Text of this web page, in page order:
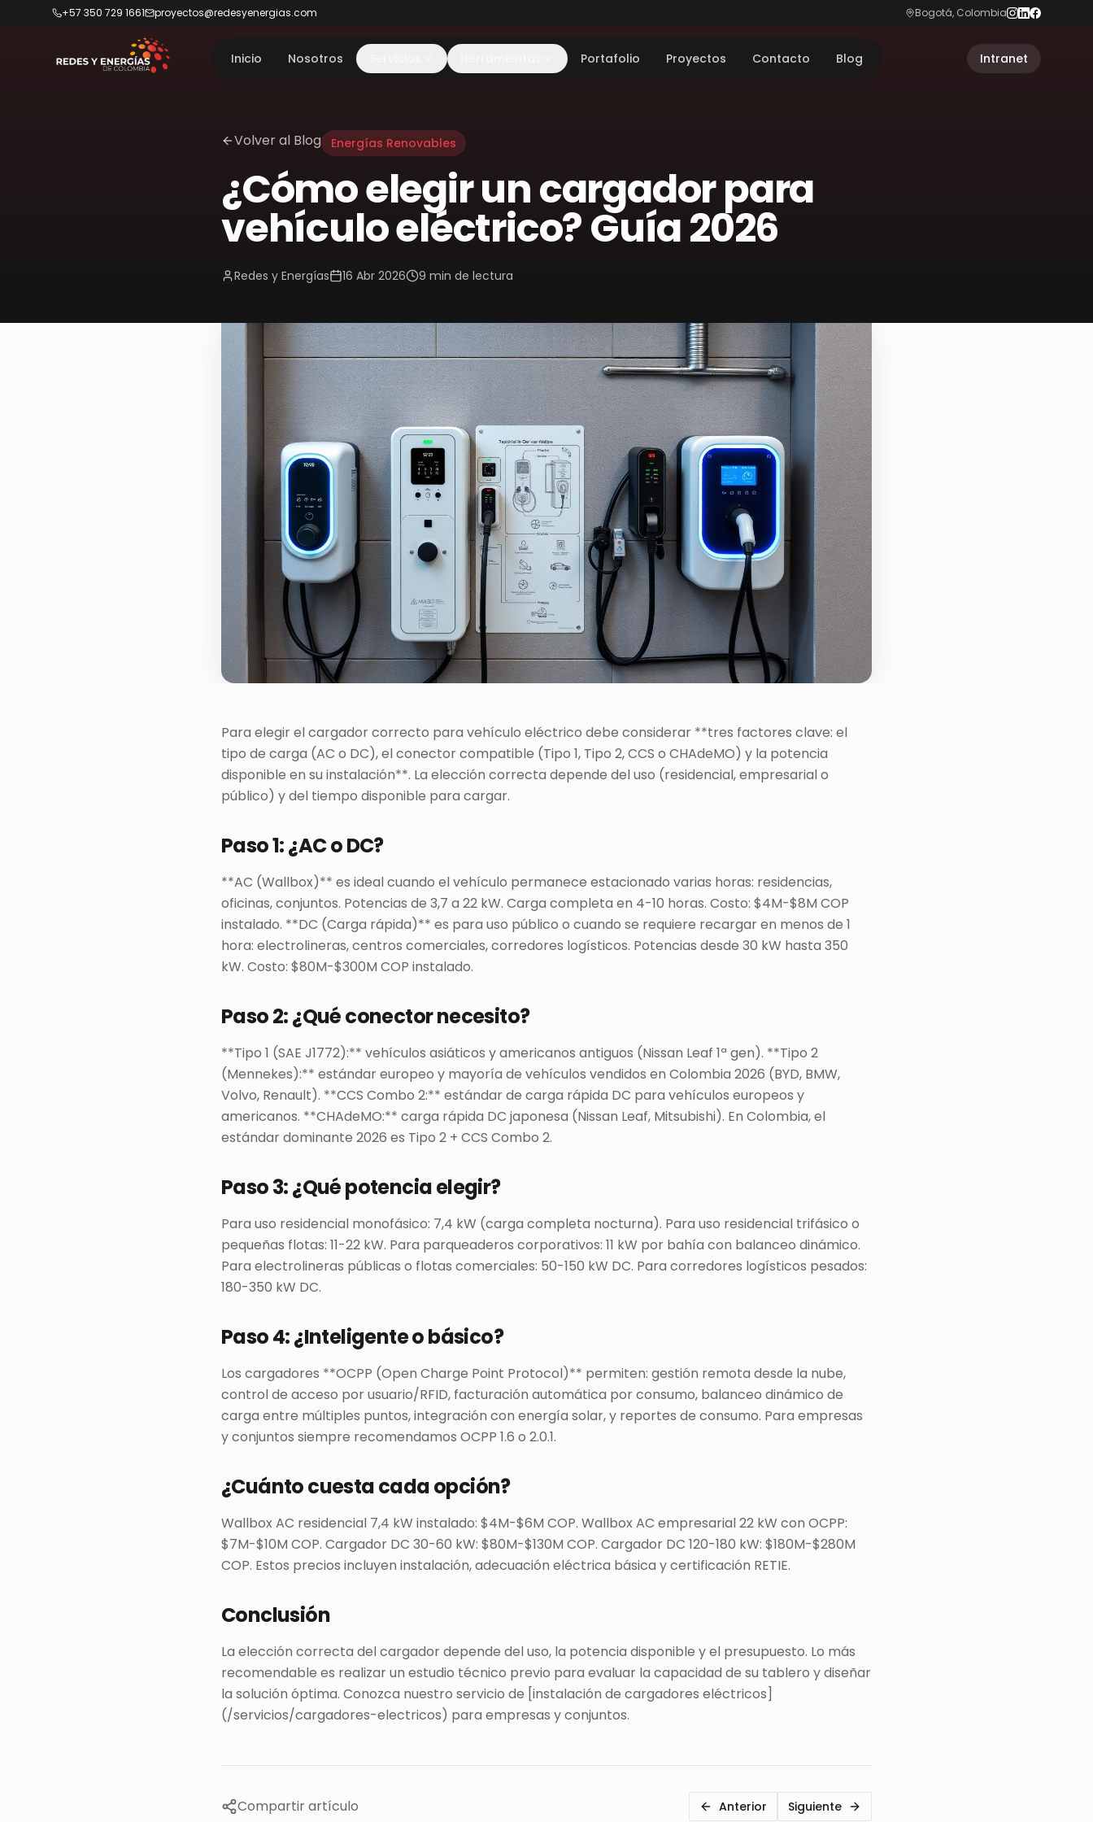
+57 350 729 1661 proyectos@redesyenergias.com Bogotá, Colombia
Inicio Nosotros Portafolio Proyectos Contacto Blog Intranet
Volver al Blog Energías Renovables
¿Cómo elegir un cargador para
vehículo eléctrico? Guía 2026
Redes y Energías 16 Abr 2026 9 min de lectura
Para elegir el cargador correcto para vehículo eléctrico debe considerar **tres factores clave: el
tipo de carga (AC o DC), el conector compatible (Tipo 1, Tipo 2, CCS o CHAdeMO) y la potencia
disponible en su instalación**. La elección correcta depende del uso (residencial, empresarial o
público) y del tiempo disponible para cargar.
Paso 1: ¿AC o DC?
**AC (Wallbox)** es ideal cuando el vehículo permanece estacionado varias horas: residencias,
oficinas, conjuntos. Potencias de 3,7 a 22 kW. Carga completa en 4-10 horas. Costo: $4M-$8M COP
instalado. **DC (Carga rápida)** es para uso público o cuando se requiere recargar en menos de 1
hora: electrolineras, centros comerciales, corredores logísticos. Potencias desde 30 kW hasta 350
kW. Costo: $80M-$300M COP instalado.
Paso 2: ¿Qué conector necesito?
**Tipo 1 (SAE J1772):** vehículos asiáticos y americanos antiguos (Nissan Leaf 1ª gen). **Tipo 2
(Mennekes):** estándar europeo y mayoría de vehículos vendidos en Colombia 2026 (BYD, BMW,
Volvo, Renault). **CCS Combo 2:** estándar de carga rápida DC para vehículos europeos y
americanos. **CHAdeMO:** carga rápida DC japonesa (Nissan Leaf, Mitsubishi). En Colombia, el
estándar dominante 2026 es Tipo 2 + CCS Combo 2.
Paso 3: ¿Qué potencia elegir?
Para uso residencial monofásico: 7,4 kW (carga completa nocturna). Para uso residencial trifásico o
pequeñas flotas: 11-22 kW. Para parqueaderos corporativos: 11 kW por bahía con balanceo dinámico.
Para electrolineras públicas o flotas comerciales: 50-150 kW DC. Para corredores logísticos pesados:
180-350 kW DC.
Paso 4: ¿Inteligente o básico?
Los cargadores **OCPP (Open Charge Point Protocol)** permiten: gestión remota desde la nube,
control de acceso por usuario/RFID, facturación automática por consumo, balanceo dinámico de
carga entre múltiples puntos, integración con energía solar, y reportes de consumo. Para empresas
y conjuntos siempre recomendamos OCPP 1.6 o 2.0.1.
¿Cuánto cuesta cada opción?
Wallbox AC residencial 7,4 kW instalado: $4M-$6M COP. Wallbox AC empresarial 22 kW con OCPP:
$7M-$10M COP. Cargador DC 30-60 kW: $80M-$130M COP. Cargador DC 120-180 kW: $180M-$280M
COP. Estos precios incluyen instalación, adecuación eléctrica básica y certificación RETIE.
Conclusión
La elección correcta del cargador depende del uso, la potencia disponible y el presupuesto. Lo más
recomendable es realizar un estudio técnico previo para evaluar la capacidad de su tablero y diseñar
la solución óptima. Conozca nuestro servicio de [instalación de cargadores eléctricos]
(/servicios/cargadores-electricos) para empresas y conjuntos.
Compartir artículo Anterior Siguiente